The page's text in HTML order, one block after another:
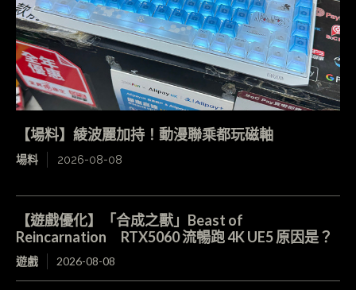
【場料】綾波麗加持！動漫聯乘都玩磁軸
場料 2026-08-08
【遊戲優化】「合成之獸」Beast of
Reincarnation RTX5060 流暢跑 4K UE5 原因是？
遊戲 2026-08-08